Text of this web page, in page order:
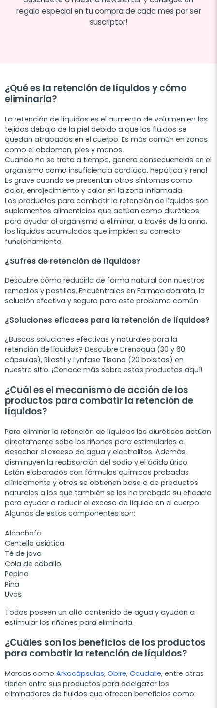
regalo especial en tu compra de cada mes por ser
suscriptor!
¿Qué es la retención de líquidos y cómo
eliminarla?
La retención de líquidos es el aumento de volumen en los
tejidos debajo de la piel debido a que los fluidos se
quedan atrapados en el cuerpo. Es más común en zonas
como el abdomen, pies y manos.
Cuando no se trata a tiempo, genera consecuencias en el
organismo como insuficiencia cardíaca, hepática y renal.
Es grave cuando se presentan otros síntomas como
dolor, enrojecimiento y calor en la zona inflamada.
Los productos para combatir la retención de líquidos son
suplementos alimenticios que actúan como diuréticos
para ayudar al organismo a eliminar, a través de la orina,
los líquidos acumulados que impiden su correcto
funcionamiento.
¿Sufres de retención de líquidos?
Descubre cómo reducirla de forma natural con nuestros
remedios y pastillas. Encuéntralos en Farmaciabarata, la
solución efectiva y segura para este problema común.
¿Soluciones eficaces para la retención de líquidos?
¿Buscas soluciones efectivas y naturales para la
retención de líquidos? Descubre Drenaqua (30 y 60
cápsulas), Rilastil y Lynfase Tisana (20 bolsitas) en
nuestro sitio. ¡Conoce más sobre estos productos aquí!
¿Cuál es el mecanismo de acción de los
productos para combatir la retención de
líquidos?
Para eliminar la retención de líquidos los diuréticos actúan
directamente sobe los riñones para estimularlos a
desechar el exceso de agua y electrolitos. Además,
disminuyen la reabsorción del sodio y el ácido úrico.
Están elaborados con fórmulas químicas probadas
clínicamente y otros se obtienen base a de productos
naturales a los que también se les ha probado su eficacia
para ayudar a reducir el exceso de líquido en el cuerpo.
Algunos de estos componentes son:
Alcachofa
Centella asiática
Té de java
Cola de caballo
Pepino
Piña
Uvas
Todos poseen un alto contenido de agua y ayudan a
estimular los riñones para eliminarla.
¿Cuáles son los beneficios de los productos
para combatir la retención de líquidos?
Marcas como Arkocápsulas, Obire, Caudalie, entre otras
tienen entre sus productos para adelgazar los
eliminadores de fluidos que ofrecen beneficios como: